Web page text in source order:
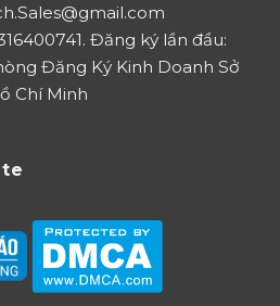
Đăng ký lần đầu:
Đăng Ký Kinh Doanh Sở
Chí Minh